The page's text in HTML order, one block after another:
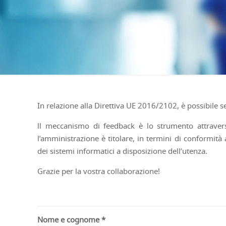
In relazione alla Direttiva UE 2016/2102, è possibile
ll meccanismo di feedback è lo strumento
l’amministrazione è titolare, in termini di
dei sistemi informatici a disposizione dell’utenza.
Grazie per la vostra collaborazione!
Nome e cognome *